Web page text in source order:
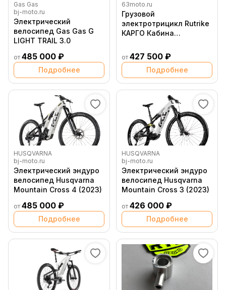
Gas Gas
bj-moto.ru
Электрический
велосипед Gas Gas G
LIGHT TRAIL 3.0
от 485 000 ₽
Подробнее
63moto.ru
Грузовой
электротрицикл Rutrike
КАРГО Кабина
60V1000W
от 427 500 ₽
Подробнее
HUSQVARNA
bj-moto.ru
Электрический эндуро
велосипед Husqvarna
Mountain Cross 4 (2023)
от 485 000 ₽
Подробнее
HUSQVARNA
bj-moto.ru
Электрический эндуро
велосипед Husqvarna
Mountain Cross 3 (2023)
от 426 000 ₽
Подробнее